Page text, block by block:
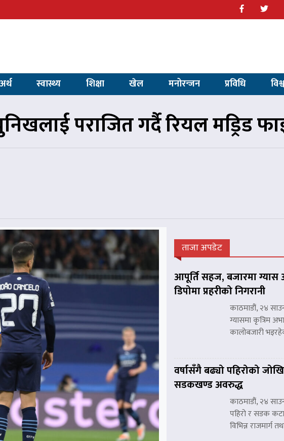
अर्थ स्वास्थ्य शिक्षा खेल मनोरन्जन प्रविधि विश्व
पराजित गर्दै रियल मड्रिड
ताजा अपडेट
आपूर्ति सहज, बजारमा ग्यास
डिपोमा प्रहरीको निगरानी
काठमाडौं, २४
ग्यासमा कृत्रिम
कालोबजारी
वर्षासँगै बढ्यो पहिरोको
सडकखण्ड अवरुद्ध
काठमाडौं, २४
पहिरो र सडक
विभिन्न राजमार्ग